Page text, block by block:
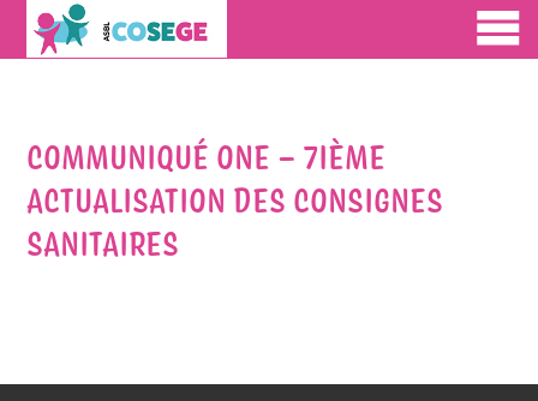
COMMUNIQUÉ ONE – 7IÈME
ACTUALISATION DES CONSIGNES
SANITAIRES